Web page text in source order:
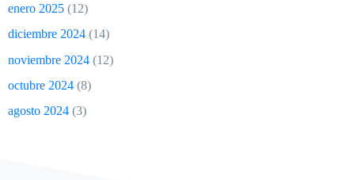
enero 2025 (12)
diciembre 2024 (14)
noviembre 2024 (12)
octubre 2024 (8)
agosto 2024 (3)